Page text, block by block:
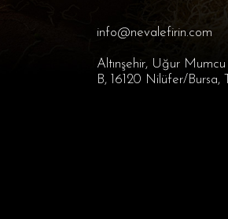
info@nevalefirin.com
Altınşehir, Uğur
B, 16120 Nilüfer/Bursa,